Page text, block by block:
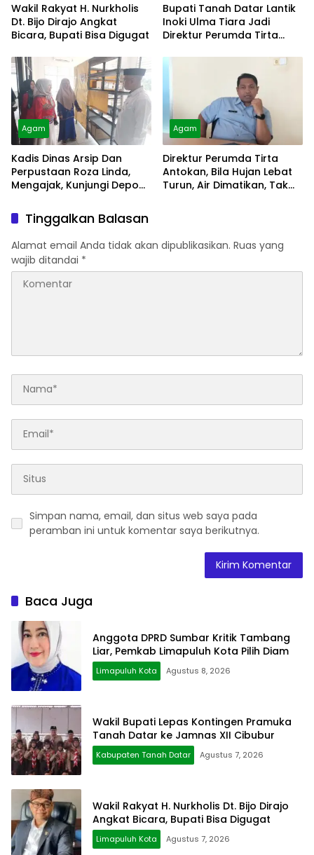
Wakil Rakyat H. Nurkholis
Dt. Bijo Dirajo Angkat
Bicara, Bupati Bisa Digugat
Bupati Tanah Datar Lantik
Inoki Ulma Tiara Jadi
Direktur Perumda Tirta
Agam
Kadis Dinas Arsip Dan
Perpustaan Roza Linda,
Mengajak, Kunjungi Depo
Agam
Direktur Perumda Tirta
Antokan, Bila Hujan Lebat
Turun, Air Dimatikan, Tak
Tinggalkan Balasan
Alamat email Anda tidak akan dipublikasikan. Ruas yang
wajib ditandai *
Simpan nama, email, dan situs web saya pada
peramban ini untuk komentar saya berikutnya.
Baca Juga
Anggota DPRD Sumbar Kritik Tambang
Liar, Pemkab Limapuluh Kota Pilih Diam
Limapuluh Kota Agustus 8, 2026
Wakil Bupati Lepas Kontingen Pramuka
Tanah Datar ke Jamnas XII Cibubur
Kabupaten Tanah Datar Agustus 7, 2026
Wakil Rakyat H. Nurkholis Dt. Bijo Dirajo
Angkat Bicara, Bupati Bisa Digugat
Limapuluh Kota Agustus 7, 2026